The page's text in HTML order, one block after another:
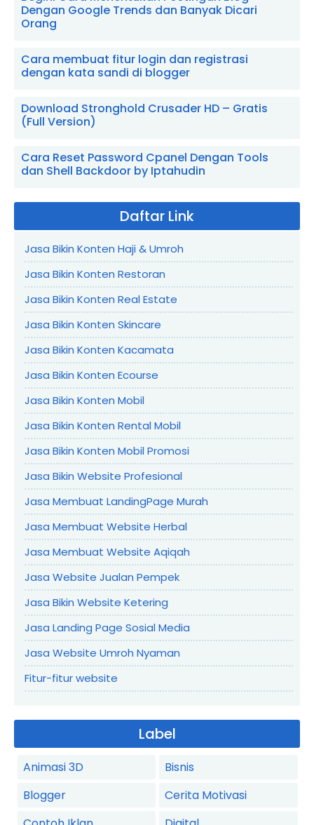
Dengan Google Trends dan Banyak Dicari
Orang
Cara membuat fitur login dan registrasi
dengan kata sandi di blogger
Download Stronghold Crusader HD – Gratis
(Full Version)
Cara Reset Password Cpanel Dengan Tools
dan Shell Backdoor by Iptahudin
Daftar Link
Jasa Bikin Konten Haji & Umroh
Jasa Bikin Konten Restoran
Jasa Bikin Konten Real Estate
Jasa Bikin Konten Skincare
Jasa Bikin Konten Kacamata
Jasa Bikin Konten Ecourse
Jasa Bikin Konten Mobil
Jasa Bikin Konten Rental Mobil
Jasa Bikin Konten Mobil Promosi
Jasa Bikin Website Profesional
Jasa Membuat LandingPage Murah
Jasa Membuat Website Herbal
Jasa Membuat Website Aqiqah
Jasa Website Jualan Pempek
Jasa Bikin Website Ketering
Jasa Landing Page Sosial Media
Jasa Website Umroh Nyaman
Fitur-fitur website
Label
Animasi 3D
Bisnis
Blogger
Cerita Motivasi